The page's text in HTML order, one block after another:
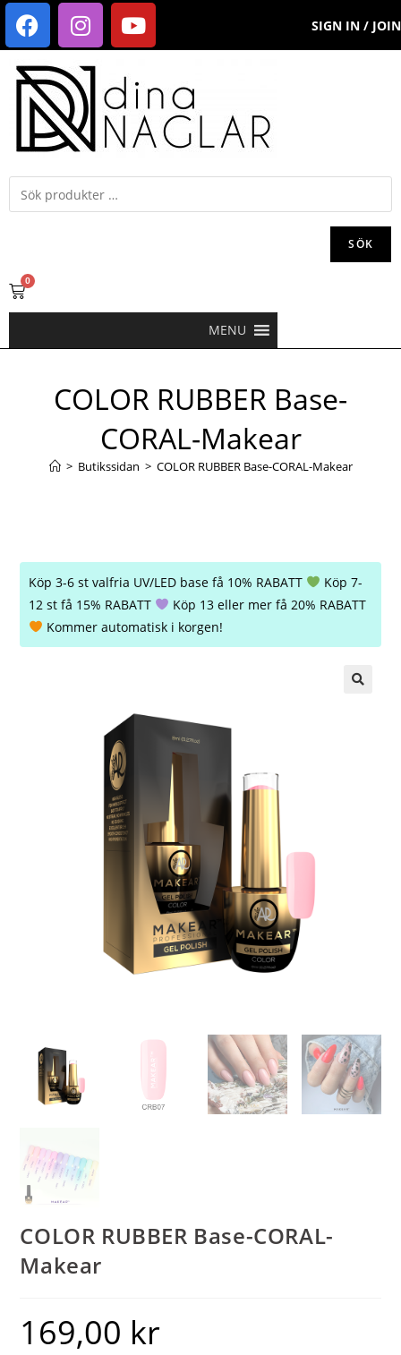
SIGN IN / JOIN
SÖK
0
MENU
COLOR RUBBER Base-
CORAL-Makear
> Butikssidan > COLOR RUBBER Base-CORAL-Makear
Köp 3-6 st valfria UV/LED base få 10% RABATT
Köp 7-
12 st få 15% RABATT
Köp 13 eller mer få 20% RABATT
Kommer automatisk i korgen!
COLOR RUBBER Base-CORAL-
Makear
169,00 kr